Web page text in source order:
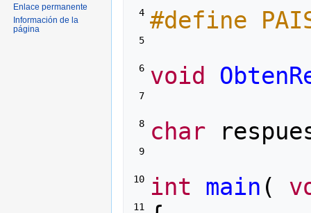
4 #define
5
6 void
7
8 char
9
10 int main (
11
Enlace permanente
Información de la
página